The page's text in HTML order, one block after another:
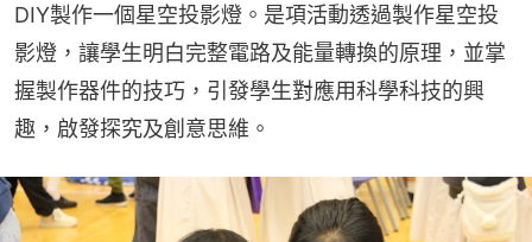
DIY製作一個星空投影燈。是項活動透過製作星空投
影燈，讓學生明白完整電路及能量轉換的原理，並掌
握製作器件的技巧，引發學生對應用科學科技的興
趣，啟發探究及創意思維。